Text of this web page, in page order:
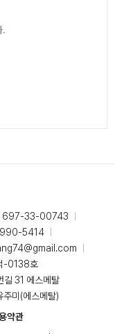
.
: 697-33-00743
5414
-0138호
길 31 에스메탈
미(에스메탈)
약관